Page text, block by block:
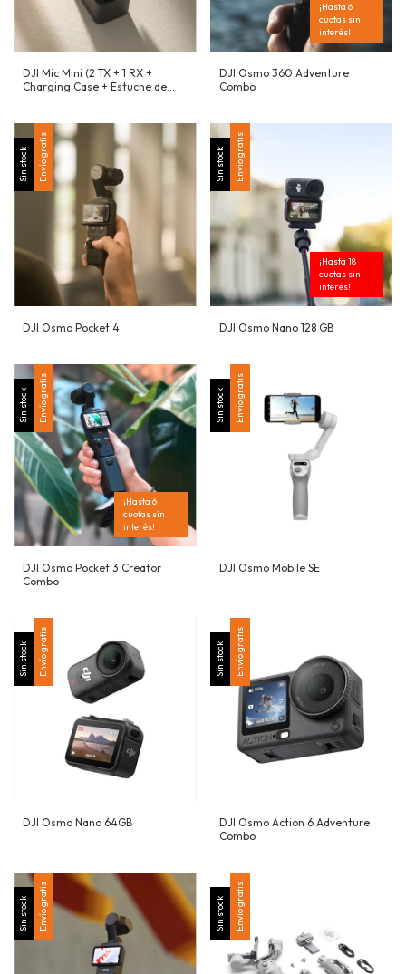
DJI Mic Mini (2 TX + 1 RX +
Charging Case + Estuche de
¡Hasta 6
cuotas sin
interés!
DJI Osmo 360 Adventure
Combo
Sin stock Envío gratis
DJI Osmo Pocket 4
Sin stock Envío gratis
¡Hasta 18
cuotas sin
interés!
DJI Osmo Nano 128 GB
Sin stock Envío gratis
¡Hasta 6
cuotas sin
interés!
DJI Osmo Pocket 3 Creator
Combo
Sin stock Envío gratis
DJI Osmo Mobile SE
Sin stock Envío gratis
DJI Osmo Nano 64GB
Sin stock Envío gratis
DJI Osmo Action 6 Adventure
Combo
Sin stock Envío gratis Sin stock Envío gratis